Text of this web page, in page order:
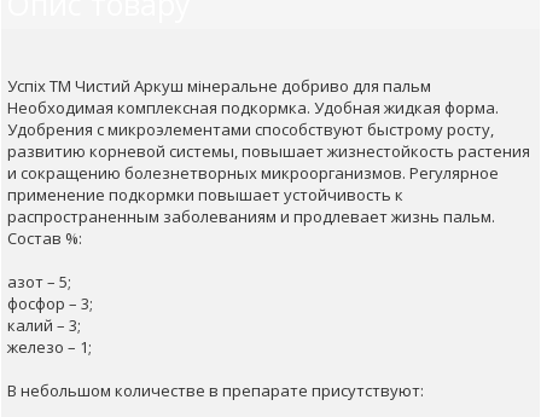
Успіх ТМ Чистий Аркуш мінеральне добриво для пальм
Необходимая комплексная подкормка. Удобная жидкая форма.
Удобрения с микроэлементами способствуют быстрому росту,
развитию корневой системы, повышает жизнестойкость растения
и сокращению болезнетворных микроорганизмов. Регулярное
применение подкормки повышает устойчивость к
распространенным заболеваниям и продлевает жизнь пальм.
Состав %:
азот – 5;
фосфор – 3;
калий – 3;
железо – 1;
В небольшом количестве в препарате присутствуют: